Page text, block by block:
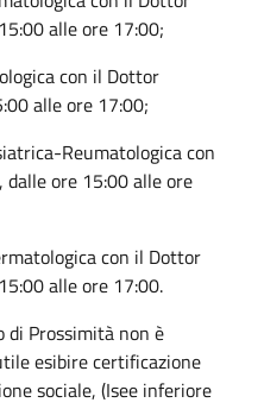
alle ore 17:00;
con il Dottor
alle ore 17:00;
Reumatologica con
ore 15:00 alle ore
con il Dottor
alle ore 17:00.
di Prossimità non è
esibire certificazione
sociale, (Isee inferiore